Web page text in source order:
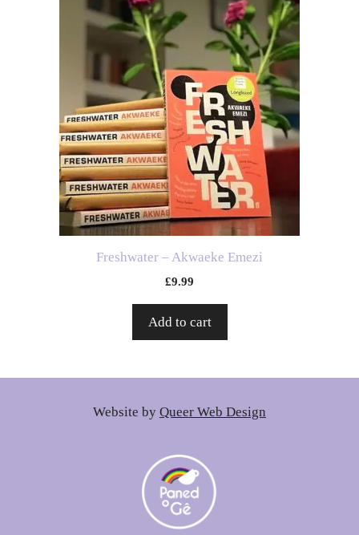
Freshwater – Akwaeke Emezi
£9.99
Add to cart
Website by Queer Web Design